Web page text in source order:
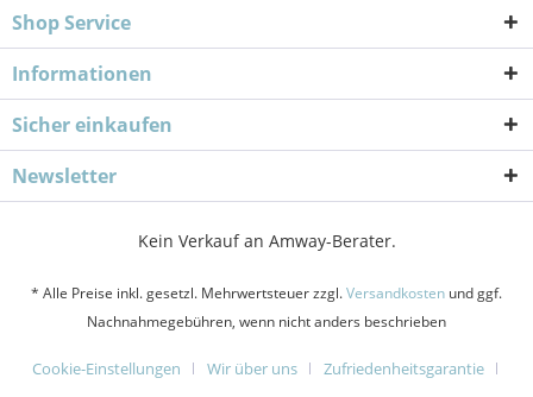
Shop Service
Informationen
Sicher einkaufen
Newsletter
Kein Verkauf an Amway-Berater.
* Alle Preise inkl. gesetzl. Mehrwertsteuer zzgl.Versandkosten und ggf.
Nachnahmegebühren, wenn nicht anders beschrieben
Cookie-Einstellungen Wir über uns
Zufriedenheitsgarantie